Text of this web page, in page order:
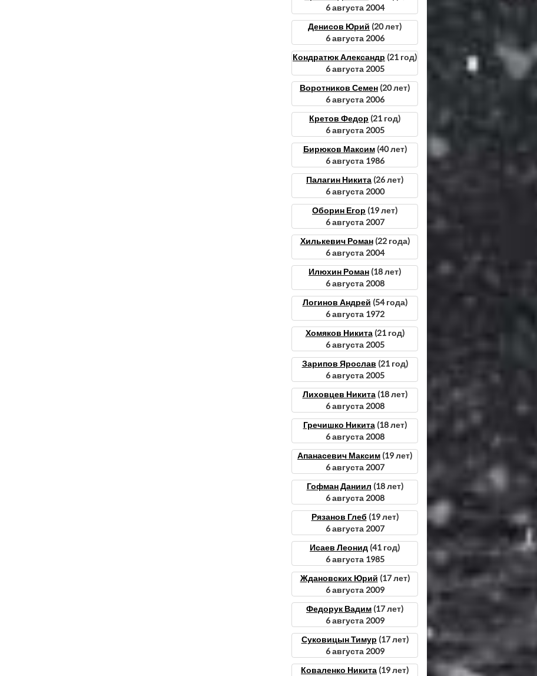
6 августа 2004
Денисов Юрий (20 лет)
6 августа 2006
Кондратюк Александр (21 год)
6 августа 2005
Воротников Семен (20 лет)
6 августа 2006
Кретов Федор (21 год)
6 августа 2005
Бирюков Максим(40 лет)
6 августа 1986
Палагин Никита (26 лет)
6 августа 2000
Оборин Егор (19 лет)
6 августа 2007
Хилькевич Роман(22 года)
6 августа 2004
Илюхин Роман (18 лет)
6 августа 2008
Логинов Андрей (54 года)
6 августа 1972
Хомяков Никита(21 год)
6 августа 2005
Зарипов Ярослав (21 год)
6 августа 2005
Лиховцев Никита(18 лет)
6 августа 2008
Гречишко Никита(18 лет)
6 августа 2008
Апанасевич Максим (19 лет)
6 августа 2007
Гофман Даниил (18 лет)
6 августа 2008
Рязанов Глеб (19 лет)
6 августа 2007
Исаев Леонид (41 год)
6 августа 1985
Ждановских Юрий (17 лет)
6 августа 2009
Федорук Вадим (17 лет)
6 августа 2009
Суковицын Тимур (17 лет)
6 августа 2009
Коваленко Никита (19 лет)